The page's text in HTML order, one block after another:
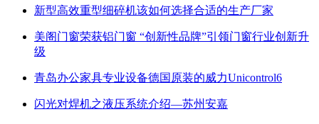
新型高效重型细碎机该如何选择合适的生产厂家
美阁门窗荣获铝门窗 “创新性品牌”引领门窗行业创新升
级
青岛办公家具专业设备德国原装的威力Unicontrol6
闪光对焊机之液压系统介绍—苏州安嘉